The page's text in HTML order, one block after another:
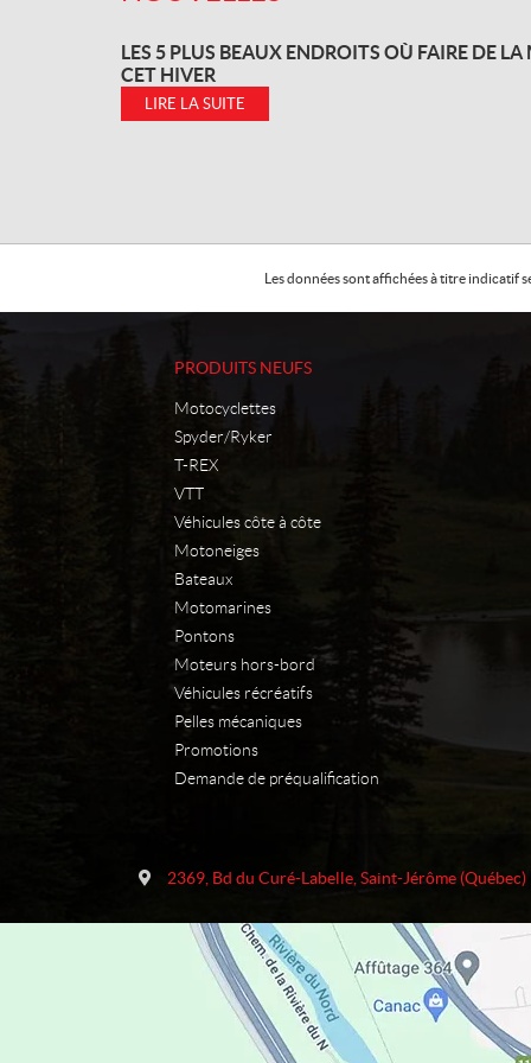
LES 5 PLUS BEAUX ENDROITS OÙ FAIRE DE
CET HIVER
LIRE LA SUITE
Les données sont affichées à titre indicatif
PRODUITS NEUFS
Motocyclettes
Spyder/Ryker
T-REX
VTT
Véhicules côte à côte
Motoneiges
Bateaux
Motomarines
Pontons
Moteurs hors-bord
Véhicules récréatifs
Pelles mécaniques
Promotions
Demande de préqualification
t
o
2369, Bd du Curé-Labelle,Saint-Jérôme (Québec)